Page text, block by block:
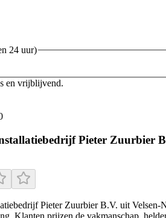
24 uur)
en vrijblijvend.
Pieter Zuurbier
Pieter Zuurbier B.V. uit
Klanten prijzen de vakmanschap,